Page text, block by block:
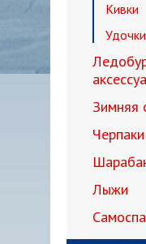
Кивки
Зимняя
Лыжи